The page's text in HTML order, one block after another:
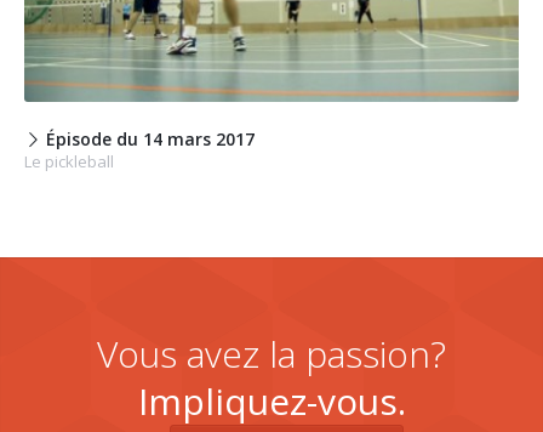
Épisode du 14 mars 2017
Le pickleball
Vous avez la passion?
Impliquez-vous.